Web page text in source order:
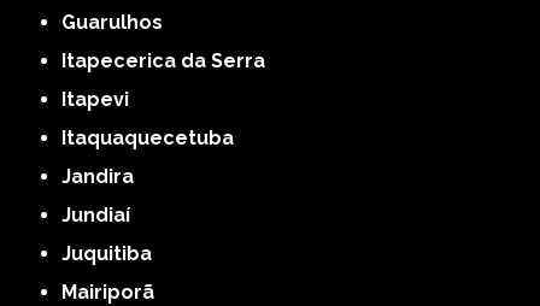
Guarulhos
Itapecerica da Serra
Itapevi
Itaquaquecetuba
Jandira
Jundiaí
Juquitiba
Mairiporã